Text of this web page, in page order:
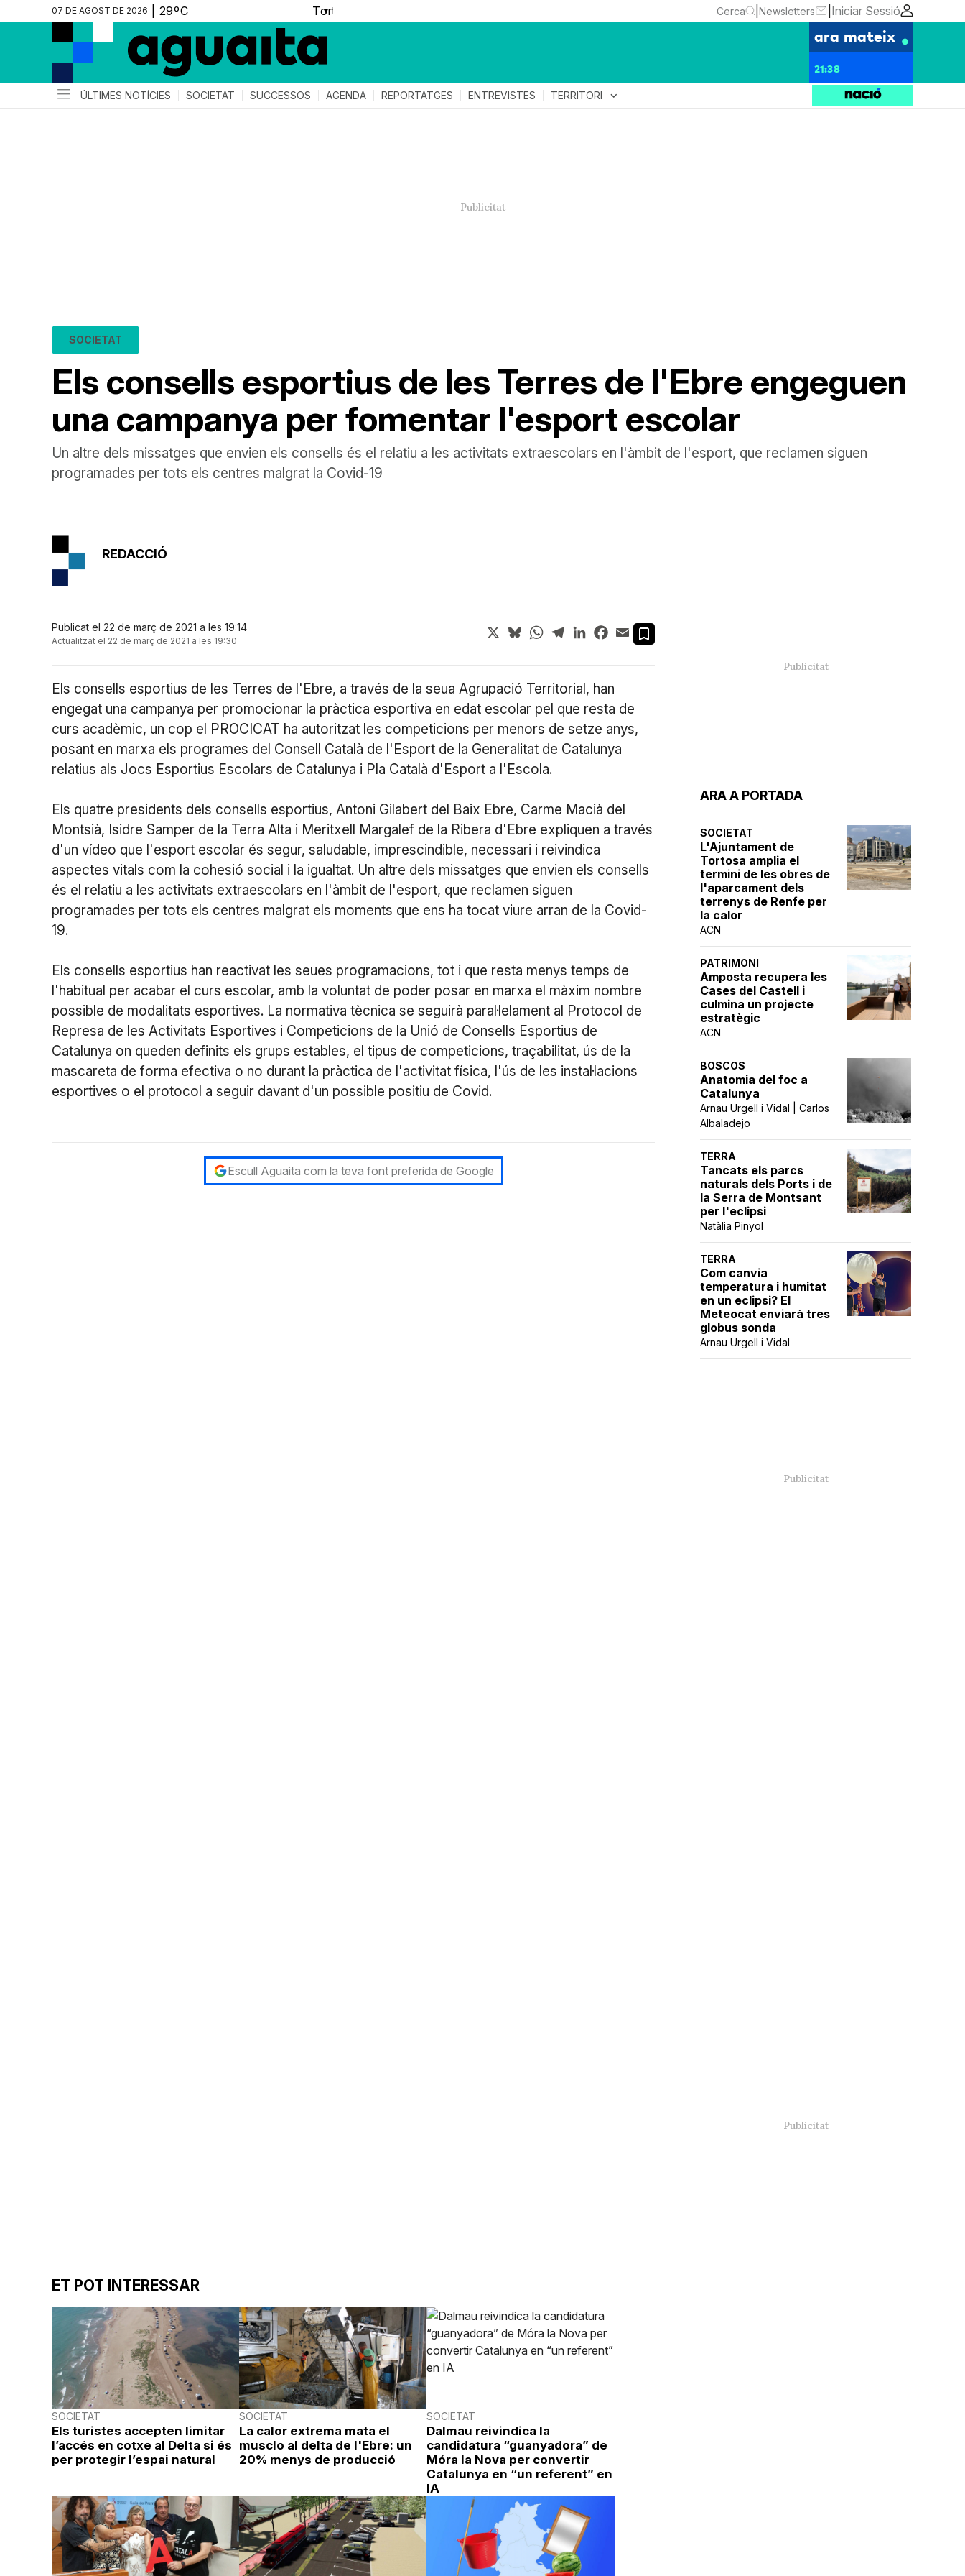
07 DE AGOST DE 2026 ▼ Cerca Newsletters Iniciar Sessió
ara mateix
21:38
ÚLTIMES NOTÍCIES SOCIETAT SUCCESSOS AGENDA REPORTATGES ENTREVISTES TERRITORI expand_more
Els consells esportius de les Terres de l'Ebre engeguen
una campanya per fomentar l'esport escolar
SOCIETAT
Un altre dels missatges que envien els consells és el relatiu a les activitats extraescolars en l'àmbit de l'esport, que reclamen siguen
programades per tots els centres malgrat la Covid-19
ARA A PORTADA
SOCIETAT
L'Ajuntament de
Tortosa amplia el
termini de les obres de
l'aparcament dels
terrenys de Renfe per
la calor
ACN
PATRIMONI
Amposta recupera les
Cases del Castell i
culmina un projecte
estratègic
ACN
BOSCOS
Anatomia del foc a
Catalunya
Arnau Urgell i Vidal | Carlos
Albaladejo
TERRA
Tancats els parcs
naturals dels Ports i de
la Serra de Montsant
per l'eclipsi
Natàlia Pinyol
TERRA
Com canvia
temperatura i humitat
en un eclipsi? El
Meteocat enviarà tres
globus sonda
Arnau Urgell i Vidal
REDACCIÓ
Publicat el 22 de març de 2021 a les 19:14
Actualitzat el 22 de març de 2021 a les 19:30
X BlueskyWhatsApp
TelegramLinkedInFacebook
Email
Els consells esportius de les Terres de l'Ebre, a través de la seua Agrupació Territorial, han
engegat una campanya per promocionar la pràctica esportiva en edat escolar pel que resta de
curs acadèmic, un cop el PROCICAT ha autoritzat les competicions per menors de setze anys,
posant en marxa els programes del Consell Català de l'Esport de la Generalitat de Catalunya
relatius als Jocs Esportius Escolars de Catalunya i Pla Català d'Esport a l'Escola.
Els quatre presidents dels consells esportius, Antoni Gilabert del Baix Ebre, Carme Macià del
Montsià, Isidre Samper de la Terra Alta i Meritxell Margalef de la Ribera d'Ebre expliquen a través
d'un vídeo que l'esport escolar és segur, saludable, imprescindible, necessari i reivindica
aspectes vitals com la cohesió social i la igualtat. Un altre dels missatges que envien els consells
és el relatiu a les activitats extraescolars en l'àmbit de l'esport, que reclamen siguen
programades per tots els centres malgrat els moments que ens ha tocat viure arran de la Covid-
19.
Els consells esportius han reactivat les seues programacions, tot i que resta menys temps de
l'habitual per acabar el curs escolar, amb la voluntat de poder posar en marxa el màxim nombre
possible de modalitats esportives. La normativa tècnica se seguirà paral·lelament al Protocol de
Represa de les Activitats Esportives i Competicions de la Unió de Consells Esportius de
Catalunya on queden definits els grups estables, el tipus de competicions, traçabilitat, ús de la
mascareta de forma efectiva o no durant la pràctica de l'activitat física, l'ús de les instal·lacions
esportives o el protocol a seguir davant d'un possible positiu de Covid.
Escull Aguaita com la teva font preferida de Google
ET POT INTERESSAR
SOCIETAT
Els turistes accepten limitar
l’accés en cotxe al Delta si és
per protegir l’espai natural
SOCIETAT
La calor extrema mata el
musclo al delta de l'Ebre: un
20% menys de producció
SOCIETAT
Dalmau reivindica la
candidatura “guanyadora” de
Móra la Nova per convertir
Catalunya en “un referent” en
IA